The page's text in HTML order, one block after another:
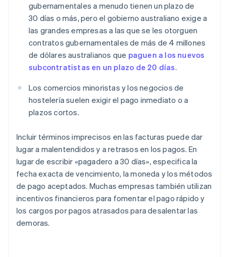
gubernamentales a menudo tienen un plazo de
30 días o más, pero el gobierno australiano exige a
las grandes empresas a las que se les otorguen
contratos gubernamentales de más de 4 millones
de dólares australianos que paguen a los nuevos
subcontratistas en un plazo de 20 días.
Los comercios minoristas y los negocios de
hostelería suelen exigir el pago inmediato o a
plazos cortos.
Incluir términos imprecisos en las facturas puede dar
lugar a malentendidos y a retrasos en los pagos. En
lugar de escribir «pagadero a 30 días», especifica la
fecha exacta de vencimiento, la moneda y los métodos
de pago aceptados. Muchas empresas también utilizan
incentivos financieros para fomentar el pago rápido y
los cargos por pagos atrasados para desalentar las
demoras.